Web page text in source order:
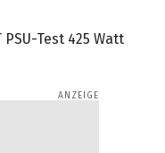
Test 425 Watt